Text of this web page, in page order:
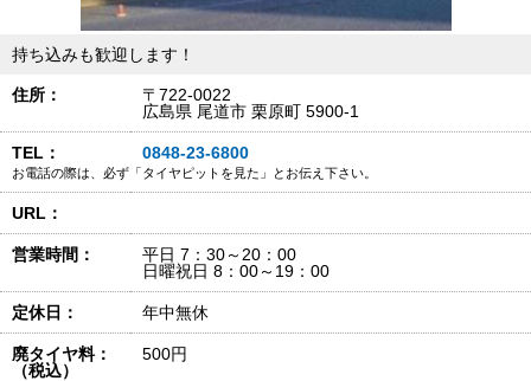
持ち込みも歓迎します！
住所：
〒722-0022
広島県 尾道市 栗原町 5900-1
TEL： 0848-23-6800
お電話の際は、必ず「タイヤピットを見た」とお伝え下さい。
URL：
営業時間：
平日 7：30～20：00
日曜祝日 8：00～19：00
定休日： 年中無休
廃タイヤ料：
（税込）
500円